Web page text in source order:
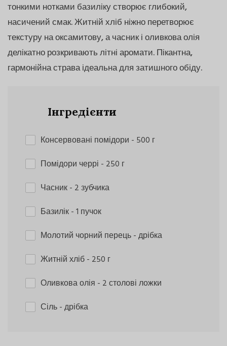
тонкими нотками базиліку створює глибокий,
насичений смак. Житній хліб ніжно перетворює
текстуру на оксамитову, а часник і оливкова олія
делікатно розкривають літні аромати. Пікантна,
гармонійна страва ідеальна для затишного обіду.
Інгредієнти
Консервовані помідори - 500 г
Помідори черрі - 250 г
Часник- 2 зубчика
Базилік- 1 пучок
Молотий чорний перець- дрібка
Житній хліб- 250 г
Оливкова олія - 2 столові ложки
Сіль- дрібка